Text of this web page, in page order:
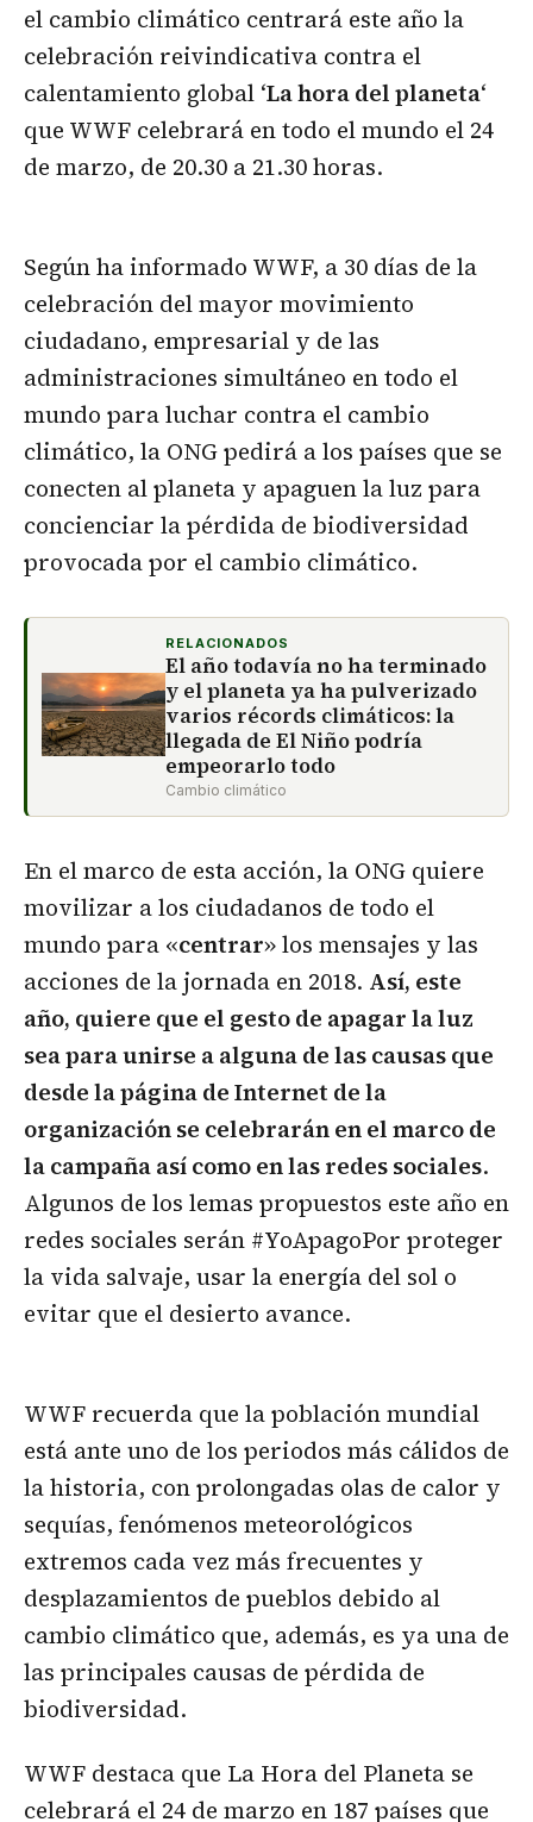
el cambio climático centrará este año la
celebración reivindicativa contra el
calentamiento global ‘La hora del planeta‘
que WWF celebrará en todo el mundo el 24
de marzo, de 20.30 a 21.30 horas.
Según ha informado WWF, a 30 días de la
celebración del mayor movimiento
ciudadano, empresarial y de las
administraciones simultáneo en todo el
mundo para luchar contra el cambio
climático, la ONG pedirá a los países que se
conecten al planeta y apaguen la luz para
concienciar la pérdida de biodiversidad
provocada por el cambio climático.
RELACIONADOS
El año todavía no ha terminado
y el planeta ya ha pulverizado
varios récords climáticos: la
llegada de El Niño podría
empeorarlo todo
Cambio climático
En el marco de esta acción, la ONG quiere
movilizar a los ciudadanos de todo el
mundo para «centrar» los mensajes y las
acciones de la jornada en 2018. Así, este
año, quiere que el gesto de apagar la luz
sea para unirse a alguna de las causas que
desde la página de Internet de la
organización se celebrarán en el marco de
la campaña así como en las redes sociales.
Algunos de los lemas propuestos este año en
redes sociales serán #YoApagoPor proteger
la vida salvaje, usar la energía del sol o
evitar que el desierto avance.
WWF recuerda que la población mundial
está ante uno de los periodos más cálidos de
la historia, con prolongadas olas de calor y
sequías, fenómenos meteorológicos
extremos cada vez más frecuentes y
desplazamientos de pueblos debido al
cambio climático que, además, es ya una de
las principales causas de pérdida de
biodiversidad.
WWF destaca que La Hora del Planeta se
celebrará el 24 de marzo en 187 países que